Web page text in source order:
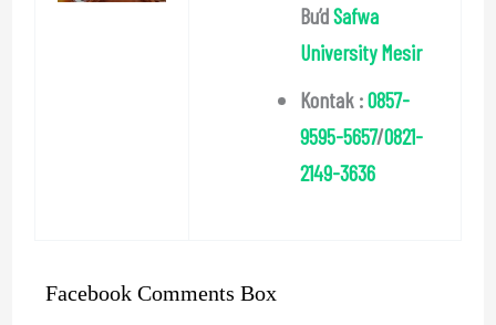
Bu’dSafwa
University Mesir
Kontak :0857-
9595-5657/0821-
2149-3636
Facebook Comments Box